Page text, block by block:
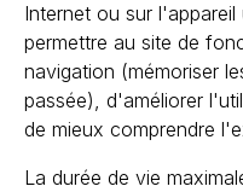
Internet ou sur
permettre au site de
navigation (mémoriser
passée), d'améliorer
de mieux comprendre
La durée de vie